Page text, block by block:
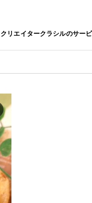
クリエイタークラシルのサー